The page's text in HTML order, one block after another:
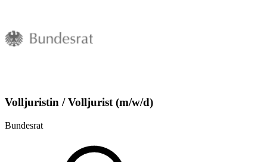
Volljuristin / Volljurist (m/w/d)
Bundesrat